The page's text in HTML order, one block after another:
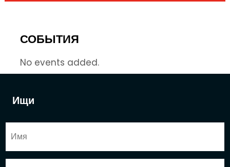
Ищи
СОБЫТИЯ
No events added.